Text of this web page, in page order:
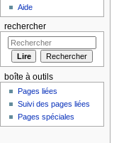
Aide
rechercher
boîte à outils
Pages liées
Suivi des pages liées
Pages spéciales